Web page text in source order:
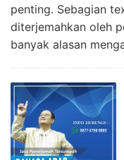
penting. Sebagian
diterjemahkan oleh
banyak alasan